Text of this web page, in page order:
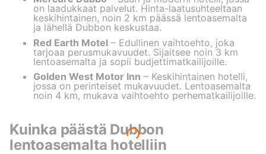
on laadukkaat palvelut. Hinta-laatusuhteeltaan
keskihintainen, noin 2 km päässä lentoasemalta
ja lähellä Dubbon keskustaa.
Red Earth Motel – Edullinen vaihtoehto, joka
tarjoaa perusmukavuudet. Sijaitsee noin 3 km
lentoasemalta ja sopii budjettimatkailijoille.
Golden West Motor Inn – Keskihintainen hotelli,
jossa on perinteiset mukavuudet. Lentoasemalta
noin 4 km, mukava vaihtoehto perhematkailijoille.
Kuinka päästä Dubbon
lentoasemalta hotelliin